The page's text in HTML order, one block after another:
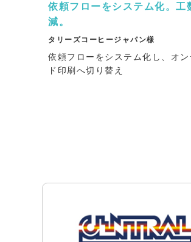
依頼フローをシステム化。工
減。
タリーズコーヒージャパン様
依頼フローをシステム化し、オン
ド印刷へ切り替え